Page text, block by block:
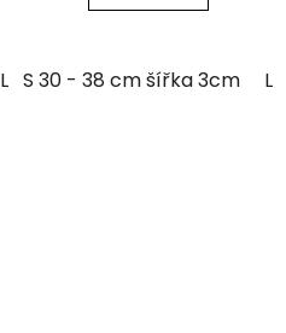
L 39 - 51 cm šířka 3cm
S 30 - 38 cm šířka 3cm L